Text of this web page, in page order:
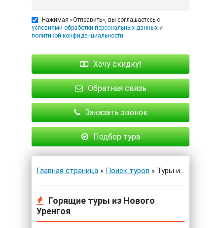
Нажимая «Отправить», вы соглашаетесь с
условиями обработки персональных данных и
политикой конфиденциальности.
Хочу скидку!
Обратная связь
Заказать звонок
Подбор тура
Главная страница » Поиск туров » Туры из Нового Уренгоя
Горящие туры из Нового
Уренгоя